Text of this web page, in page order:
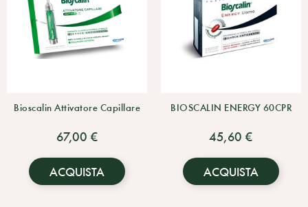
Bioscalin Attivatore Capillare
67,00 €
ACQUISTA
BIOSCALIN ENERGY 60CPR
45,60 €
ACQUISTA